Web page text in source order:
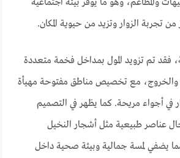
والمطاعم، وهو ما يوفر بيئة اجتماعية
تجربة الزوار وتزيد من حيوية المكان.
فقد تم تزويد المول بمداخل فخمة متعددة
مع تخصيص مناطق مفتوحة مهيأة
في أجواء مريحة. كما يظهر في التصميم
عناصر طبيعية مثل أشجار النخيل
يضفي لمسة جمالية وبيئة صحية داخل